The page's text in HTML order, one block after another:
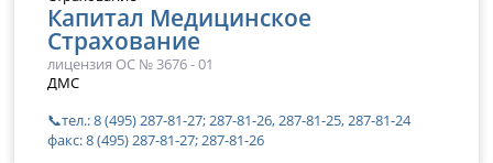
Капитал Медицинское
Страхование
лицензия ОС № 3676 - 01
ДМС
📞тел.: 8 (495) 287-81-27; 287-81-26, 287-81-25, 287-81-24
факс: 8 (495) 287-81-27; 287-81-26